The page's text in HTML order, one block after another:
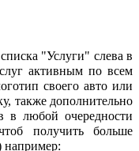
"Услуги" слева в
активным по всем
своего авто или
также дополнительно
в любой очередности
получить больше
например: